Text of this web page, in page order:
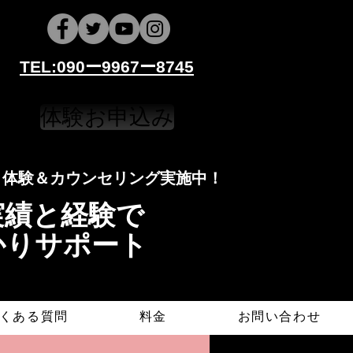
​​TEL:090ー9967ー8745
体験お申込み
と経験で
サポート
​​​体験＆カウンセリング実施中！
ある質問 料金 お問い合わせ